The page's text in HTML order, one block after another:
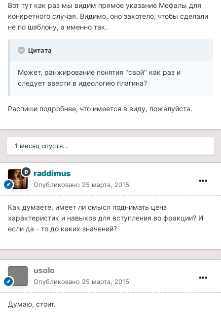
Вот тут как раз мы видим прямое указание Мефалы для
конкретного случая. Видимо, оно захотело, чтобы сделали
не по шаблону, а именно так.
Цитата
Может, ранжирование понятия "свой" как раз и
следует ввести в идеологию плагина?
Распиши подробнее, что имеется в виду, пожалуйста.
1 месяц спустя...
raddimus
Опубликовано 25 марта, 2015
Как думаете, имеет ли смысл поднимать ценз
характеристик и навыков для вступления во фракции? И
если да - то до каких значений?
usolo
Опубликовано 25 марта, 2015
Думаю, стоит.